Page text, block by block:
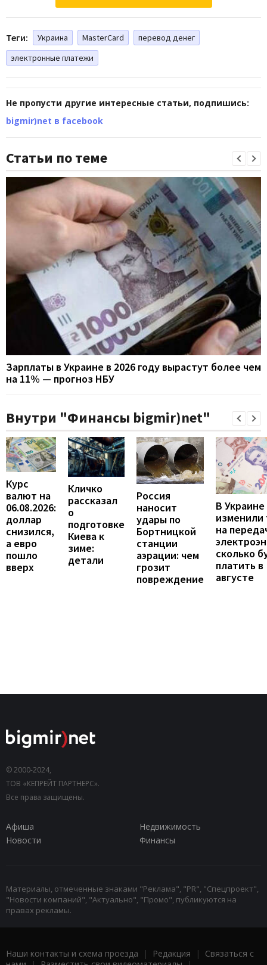
Теги: Украина MasterCard
перевод денег
электронные платежи
Не пропусти другие интересные статьи, подпишись:
bigmir)net в facebook
Статьи по теме
Зарплаты в Украине в 2026 году вырастут более чем
на 11% — прогноз НБУ
Внутри "Финансы bigmir)net"
Курс
валют на
06.08.2026:
доллар
снизился,
а евро
пошло
вверх
Кличко
рассказал
о
подготовке
Киева к
зиме:
детали
Россия
наносит
удары по
Бортницкой
станции
аэрации: чем
грозит
повреждение
В Украине
на
сколько
платить в
августе
© 2000-2024,
ТОВ «КЕПРЕЙТ ПАРТНЕРС».
Все права защищены.
Афиша
Недвижимость
Новости
Финансы
Материалы, отмеченные знаками "Реклама", "PR", "Спецпроект",
"Новости компаний", "Актуально", "Промо", публикуются на
правах рекламы.
Наши контакты и схема проезда | Редакция | Связаться с